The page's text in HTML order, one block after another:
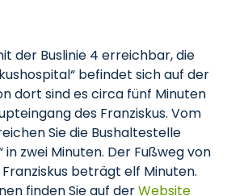
der Buslinie 4 erreichbar, die
befindet sich auf der
dort sind es circa fünf Minuten
des Franziskus. Vom
Sie die Bushaltestelle
in zwei Minuten. Der Fußweg von
beträgt elf Minuten.
finden Sie auf derWebsite